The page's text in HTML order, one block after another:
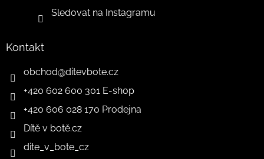
Sledovat na Instagramu
Kontakt
obchod@ditevbote.cz
+420 602 600 301 E-shop
+420 606 028 170 Prodejna
Dítě v botě.cz
dite_v_bote_cz